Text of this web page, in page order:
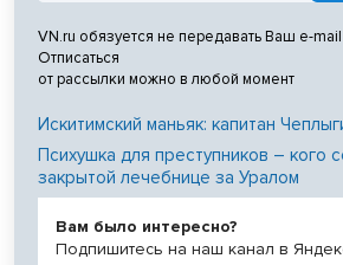
VN.ru обязуется не передавать Ваш e-mail
Отписаться
от рассылки можно в любой момент
Искитимский маньяк: капитан
Психушка для преступников – кого
закрытой лечебнице за Уралом
Вам было интересно?
Подпишитесь на наш канал в